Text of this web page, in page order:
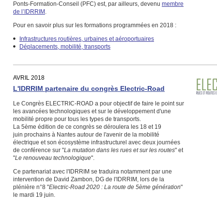
Ponts-Formation-Conseil (PFC) est, par ailleurs, devenu membre
de l’IDRRIM .
Pour en savoir plus sur les formations programmées en 2018 :
Infrastructures routières, urbaines et aéroportuaires
Déplacements, mobilité, transports
AVRIL 2018
L'IDRRIM partenaire du congrès Electric-Road
Le Congrès ELECTRIC-ROAD a pour objectif de faire le point sur
les avancées technologiques et sur le développement d'une
mobilité propre pour tous les types de transports.
La 5ème édition de ce congrès se déroulera les 18 et 19
juin prochains à Nantes autour de l'avenir de la mobilité
électrique et son écosystème infrastructurel avec deux journées
de conférence sur "La mutation dans les rues et sur les routes" et
"Le renouveau technologique".
Ce partenariat avec l'IDRRIM se traduira notamment par une
intervention de David Zambon, DG de l'IDRRIM, lors de la
plénière n°8 "Electric-Road 2020 : La route de 5ème génération"
le mardi 19 juin.